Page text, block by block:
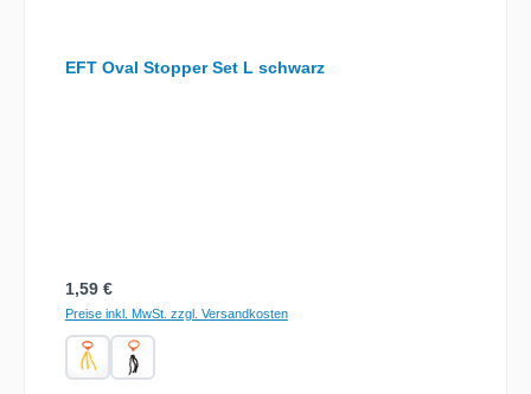
EFT Oval Stopper Set L schwarz
Regulärer Preis:
1,59 €
Preise inkl. MwSt. zzgl. Versandkosten